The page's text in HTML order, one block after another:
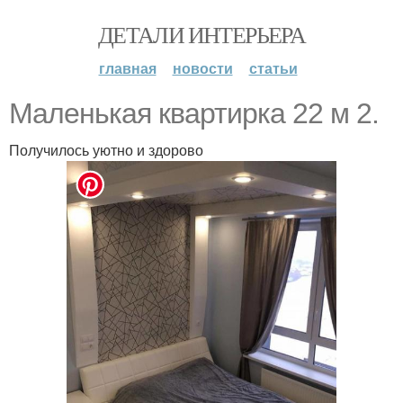
ДЕТАЛИ ИНТЕРЬЕРА
главная новости статьи
Маленькая квартирка 22 м 2.
Получилось уютно и здорово